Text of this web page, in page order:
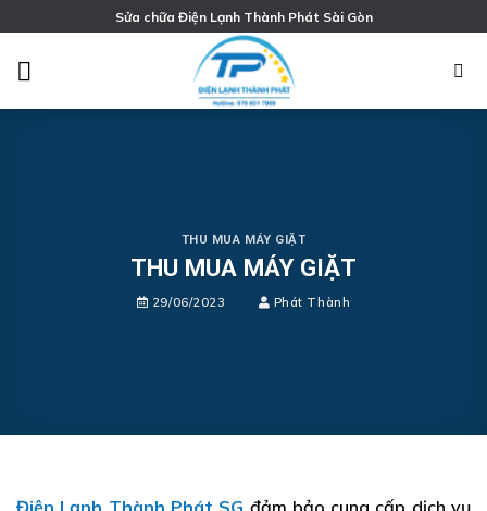
đến
nội
Sửa chữa Điện Lạnh Thành Phát Sài Gòn
THU MUA MÁY GIẶT
THU MUA MÁY GIẶT
29/06/2023 Phát Thành
Điện Lạnh Thành Phát SG đảm bảo cung cấp dịch vụ